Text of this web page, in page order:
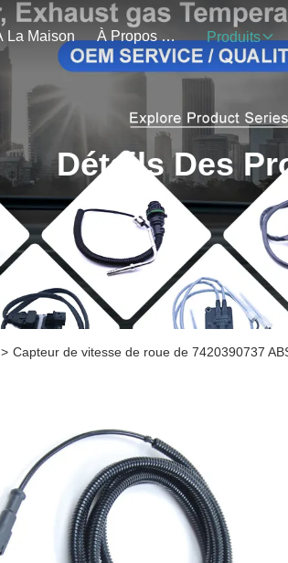
La Maison À Propos De Nous Produits
Détails Des
> Capteur de vitesse de roue de 7420390737